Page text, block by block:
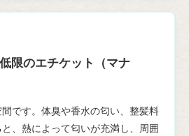
限のエチケット（マナ
です。体臭や香水の匂い、整髪料
、熱によって匂いが充満し、周囲